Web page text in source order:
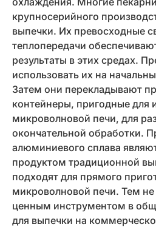
крупносерийного
выпечки. Их превосходные
теплопередачи
результаты в этих средах.
использовать их на
Затем они перекладывают
контейнеры, пригодные для
микроволновой печи, для
окончательной обработки.
алюминиевого сплава
продуктом традиционной
подходят для прямого
микроволновой печи. Тем
ценным инструментом в
для выпечки на